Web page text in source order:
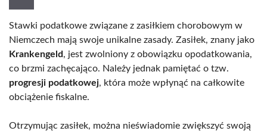
Stawki podatkowe związane z zasiłkiem chorobowym w
Niemczech mają swoje unikalne zasady. Zasiłek, znany jako
Krankengeld, jest zwolniony z obowiązku opodatkowania,
co brzmi zachęcająco. Należy jednak pamiętać o tzw.
progresji podatkowej, która może wpłynąć na całkowite
obciążenie fiskalne.
Otrzymując zasiłek, można nieświadomie zwiększyć swoją